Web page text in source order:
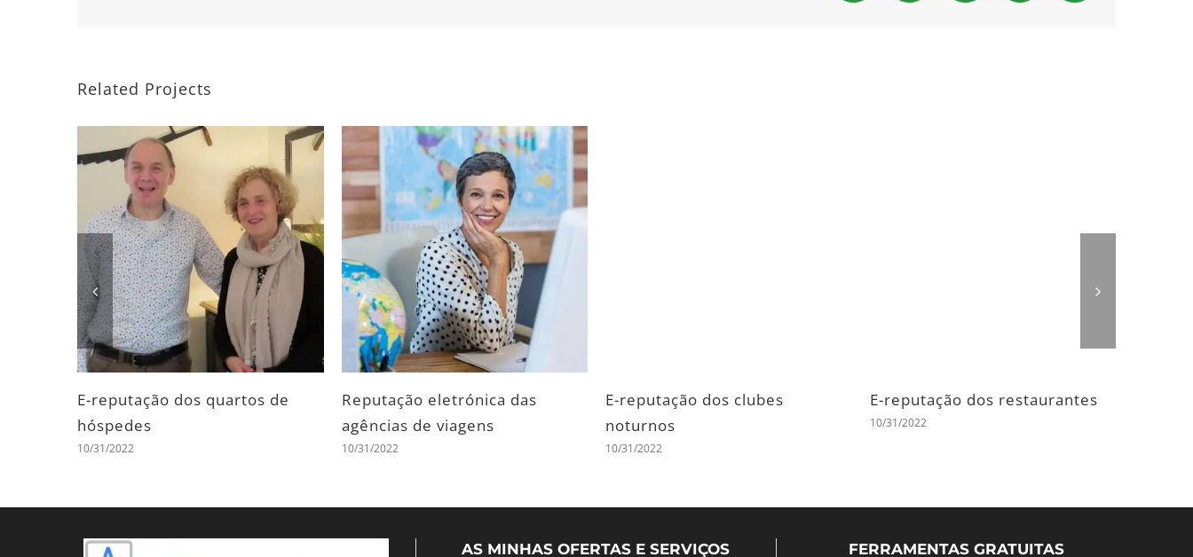
Related Projects
E-reputação dos parques de
campismo
10/31/2022
E-reputação de Gîtes
10/31/2022
E-reputação dos quartos de
hóspedes
10/31/2022
Reputação eletrónica das
agências de viagens
AS MINHAS OFERTAS E SERVIÇOS FERRAMENTAS GRATUITAS